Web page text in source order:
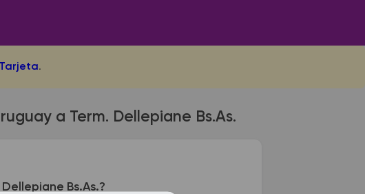
Tarjeta.
a Term. Dellepiane Bs.As.
Bs.As.?